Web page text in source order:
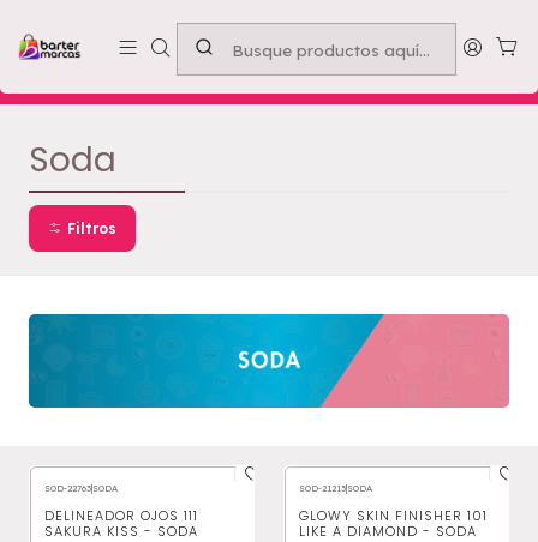
Emprende con nosotros -Compra mínima $50.000
Inicio MARCAS Soda
Soda
Filtros
SOD-22763|SODA
DELINEADOR OJOS 111
SAKURA KISS - SODA
SOD-21213|SODA
GLOWY SKIN FINISHER 101
LIKE A DIAMOND - SODA